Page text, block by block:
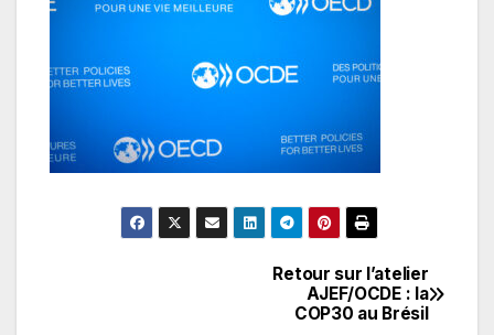
Retour sur l’atelier
AJEF/OCDE : la
COP30 au Brésil